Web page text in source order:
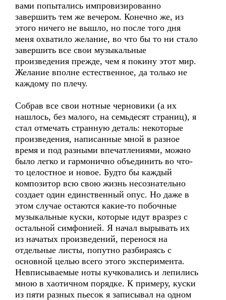
вами попытались импровизированно
завершить тем же вечером. Конечно же, из
этого ничего не вышло, но после того дня
меня охватило желание, во что бы то ни стало
завершить все свои музыкальные
произведения прежде, чем я покину этот мир.
Желание вполне естественное, да только не
каждому по плечу.
Собрав все свои нотные черновики (а их
нашлось, без малого, на семьдесят страниц), я
стал отмечать странную деталь: некоторые
произведения, написанные мной в разное
время и под разными впечатлениями, можно
было легко и гармонично объединить во что-
то целостное и новое. Будто бы каждый
композитор всю свою жизнь несознательно
создает один единственный опус. Но даже в
этом случае остаются какие-то побочные
музыкальные куски, которые идут вразрез с
остальной симфонией. Я начал вырывать их
из начатых произведений, перенося на
отдельные листы, попутно разбираясь с
основной целью всего этого эксперимента.
Невписываемые ноты кучковались и лепились
мною в хаотичном порядке. К примеру, куски
из пяти разных пьесок я записывал на одном